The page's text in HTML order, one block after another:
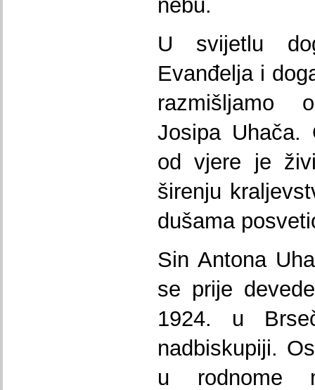
nebu.
U svijetlu
Evanđelja i
razmišljamo
Josipa Uhača.
od vjere je
širenju
dušama
Sin Antona
se prije
1924. u
nadbiskupiji.
u rodnome